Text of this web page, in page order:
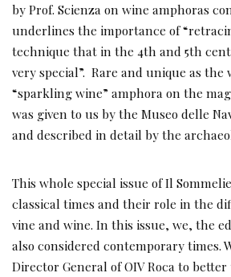
by Prof. Scienza on wine amphoras
underlines the importance of
technique that in the 4th and 5th
very special”. Rare and unique as the
“sparkling wine” amphora on the
was given to us by the Museo delle
and described in detail by the
This whole special issue of Il
classical times and their role in the
vine and wine. In this issue, we, the
also considered contemporary times.
Director General of OIV Roca to